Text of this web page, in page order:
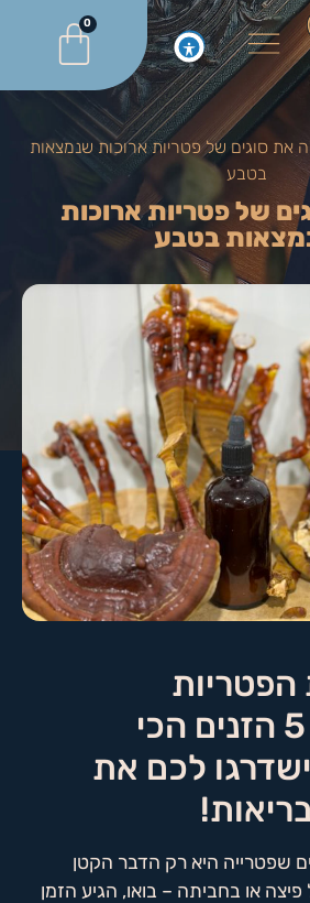
0
את סוגים של פטריות ארוכות שנמצאות
בטבע
של פטריות ארוכות
בטבע
הפטריות
הארוכות? 5 הזנים הכי
לכם את
שפטרייה היא רק הדבר הקטן
או בחביתה – בואו, הגיע הזמן